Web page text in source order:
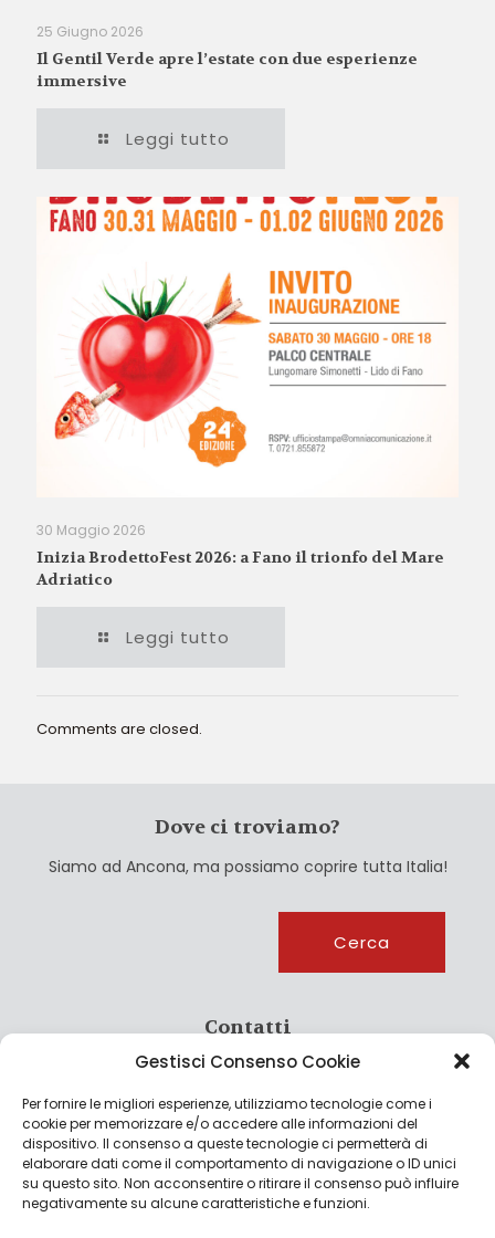
Gestisci Consenso Cookie
Per fornire le migliori esperienze, utilizziamo tecnologie come i
cookie per memorizzare e/o accedere alle informazioni del
dispositivo. Il consenso a queste tecnologie ci permetterà di
elaborare dati come il comportamento di navigazione o ID unici
su questo sito. Non acconsentire o ritirare il consenso può influire
negativamente su alcune caratteristiche e funzioni.
25 Giugno 2026
Il Gentil Verde apre l’estate con due esperienze
immersive
Leggi tutto
30 Maggio 2026
Inizia BrodettoFest 2026: a Fano il trionfo del Mare
Adriatico
Leggi tutto
Comments are closed.
Dove ci troviamo?
Siamo ad Ancona, ma possiamo coprire tutta Italia!
Cerca
Contatti
info@culturagroalimentare.com
Note legali
Privacy Policy